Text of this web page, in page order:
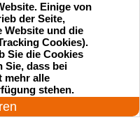
Preis?
Einige von
der Seite,
Website und die
Cookies).
Sie die Cookies
Sie, dass bei
mehr alle
stehen.